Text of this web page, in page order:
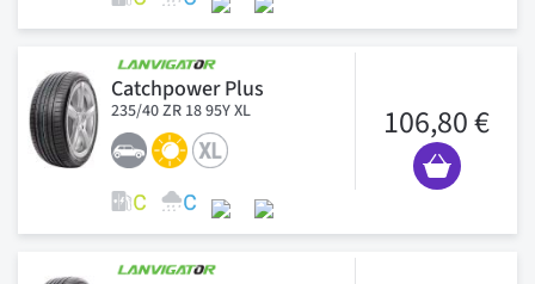
Catchpower Plus
235/40 ZR 18 95Y XL 106,80 €